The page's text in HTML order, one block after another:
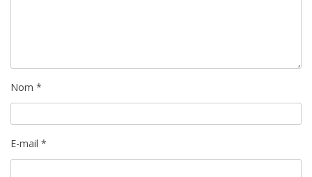
Nom *
E-mail *